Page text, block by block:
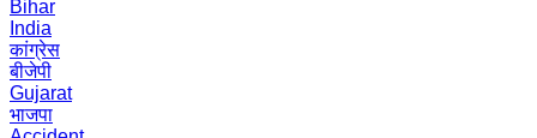
Bihar
India
कांग्रेस
बीजेपी
Gujarat
भाजपा